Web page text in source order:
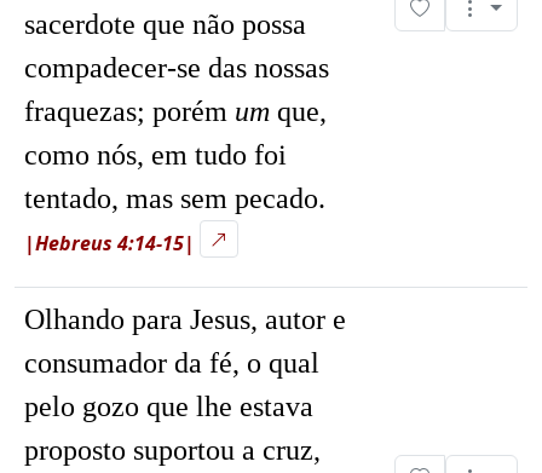
sacerdote que não possa
compadecer-se das nossas
fraquezas; porém um que,
como nós, em tudo foi
tentado, mas sem pecado.
|Hebreus 4:14-15|
Olhando para Jesus, autor e
consumador da fé, o qual
pelo gozo que lhe estava
proposto suportou a cruz,